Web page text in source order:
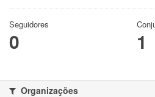
Seguidores
0 1
Organizações